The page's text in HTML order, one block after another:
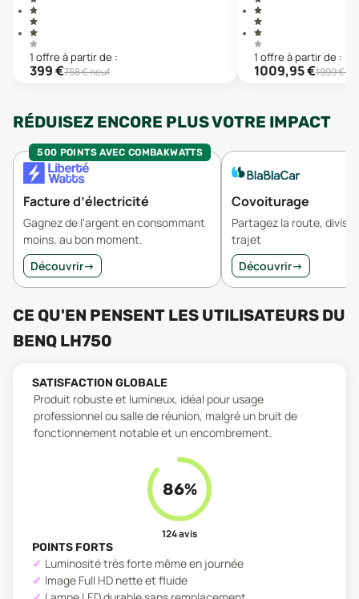
1 offre à partir de :
399€758€ neuf
1 offre à partir de :
1009,95€1999€
RÉDUISEZ ENCORE PLUS VOTRE IMPACT
500 POINTS AVEC COMBAKWATTS
Facture d’électricité
Gagnez de l'argent en consommant
moins, au bon moment.
Découvrir→
Covoiturage
Partagez la route,
trajet
Découvrir→
CE QU'EN PENSENT LES UTILISATEURS DU
BENQ LH750
SATISFACTION GLOBALE
Produit robuste et lumineux, idéal pour usage
professionnel ou salle de réunion, malgré un bruit de
fonctionnement notable et un encombrement.
86%
124avis
POINTS FORTS
Luminosité très forte même en journée
Image Full HD nette et fluide